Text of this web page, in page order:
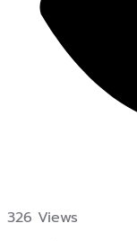
326 Views